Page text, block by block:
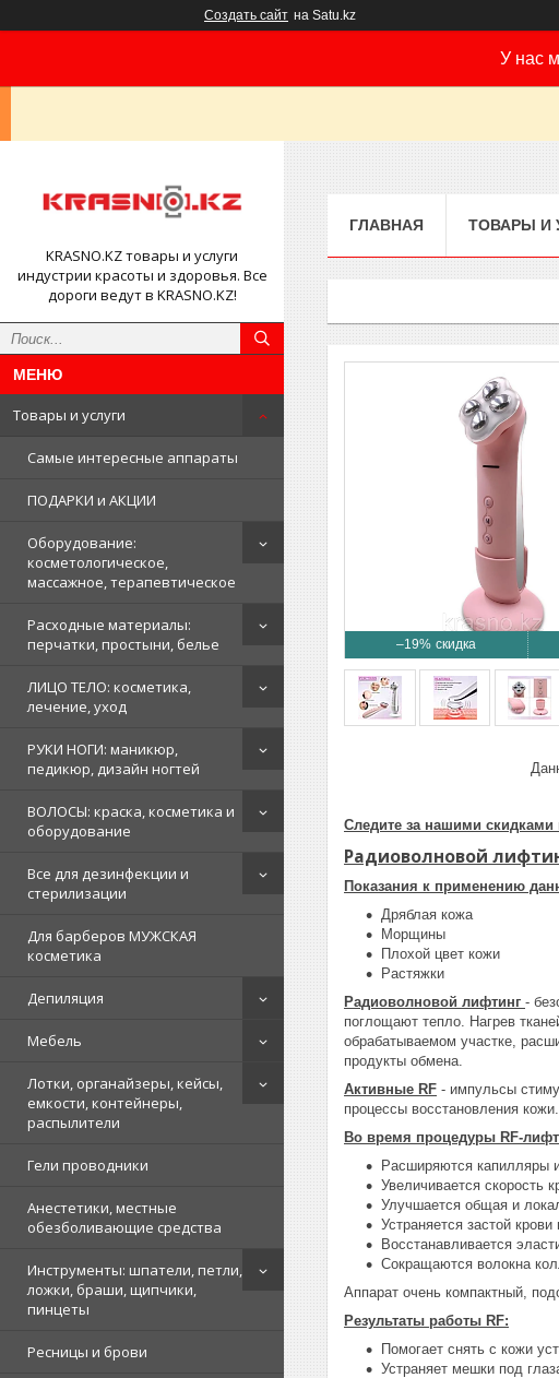
Создать сайт на Satu.kz
У нас
KRASNO.KZ товары и услуги
индустрии красоты и здоровья. Все
дороги ведут в KRASNO.KZ!
Товары и услуги
Самые интересные аппараты
ПОДАРКИ и АКЦИИ
Оборудование:
косметологическое,
массажное, терапевтическое
Расходные материалы:
перчатки, простыни, белье
ЛИЦО ТЕЛО: косметика,
лечение, уход
РУКИ НОГИ: маникюр,
педикюр, дизайн ногтей
ВОЛОСЫ: краска, косметика и
оборудование
Все для дезинфекции и
стерилизации
Для барберов МУЖСКАЯ
косметика
Депиляция
Мебель
Лотки, органайзеры, кейсы,
емкости, контейнеры,
распылители
Гели проводники
Анестетики, местные
обезболивающие средства
Инструменты: шпатели, петли,
ложки, браши, щипчики,
пинцеты
Ресницы и брови
ГЛАВНАЯ ТОВАРЫ И
–19%
Следите за нашими скидками
Радиоволновой
Показания к применению
Дряблая кожа
Морщины
Плохой цвет кожи
Растяжки
Радиоволновой лифтинг -
поглощают тепло. Нагрев
обрабатываемом участке,
продукты обмена.
Активные RF - импульсы
процессы восстановления кожи.
Во время процедуры RF-
Расширяются капилляры
Увеличивается скорость
Улучшается общая и
Устраняется застой
Восстанавливается
Сокращаются волокна
Аппарат очень компактный,
Результаты работы RF:
Помогает снять с кожи
Устраняет мешки под